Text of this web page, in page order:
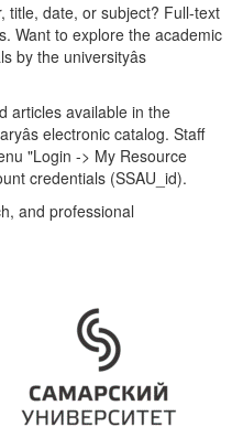
title, date, or subject? Full-text
Want to explore the academic
the universityâs
articles available in the
electronic catalog. Staff
"Login -> My Resource
credentials (SSAU_id).
and professional